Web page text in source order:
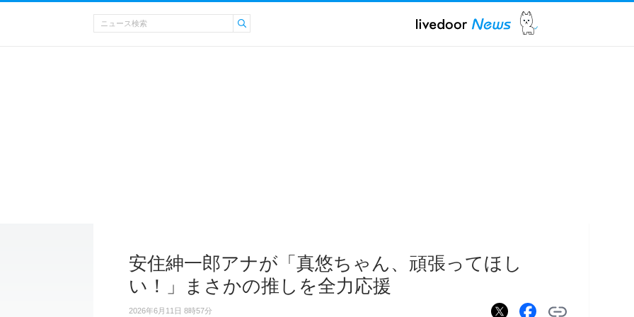
安住紳一郎アナが「真悠ちゃん、頑張ってほし
い！」まさかの推しを全力応援
2026年6月11日 8時57分